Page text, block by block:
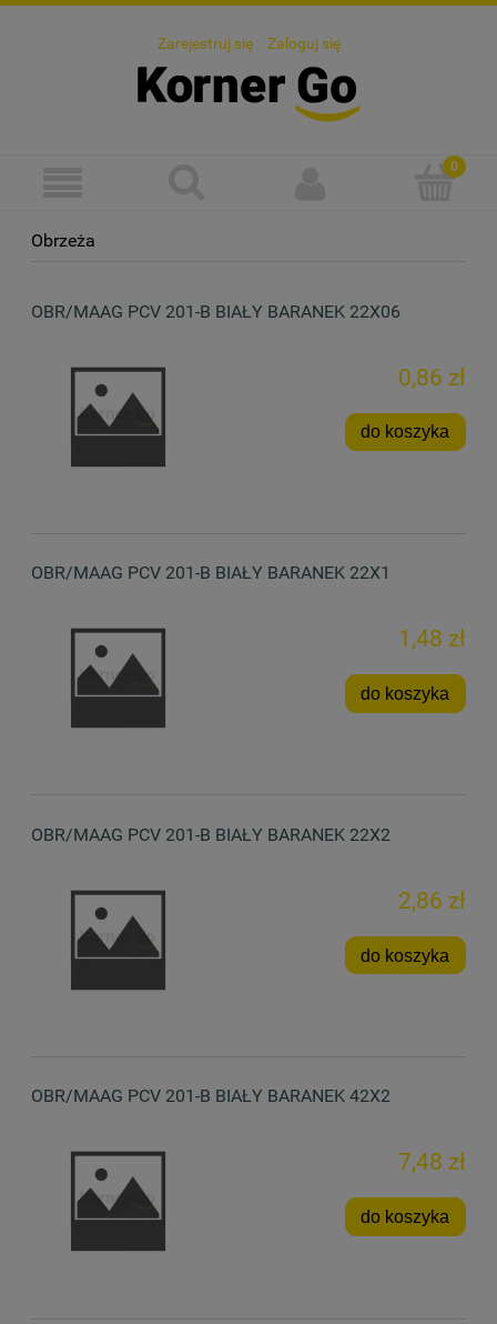
Zarejestruj się Zaloguj się
Obrzeża
OBR/MAAG PCV 201-B BIAŁY BARANEK 22X06
0,86 zł
do koszyka
OBR/MAAG PCV 201-B BIAŁY BARANEK 22X1
1,48 zł
do koszyka
OBR/MAAG PCV 201-B BIAŁY BARANEK 22X2
2,86 zł
do koszyka
OBR/MAAG PCV 201-B BIAŁY BARANEK 42X2
7,48 zł
do koszyka